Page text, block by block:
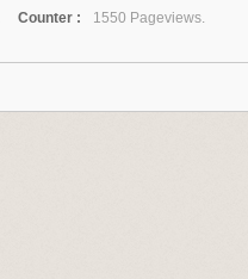
Counter :
1550 Pageviews.